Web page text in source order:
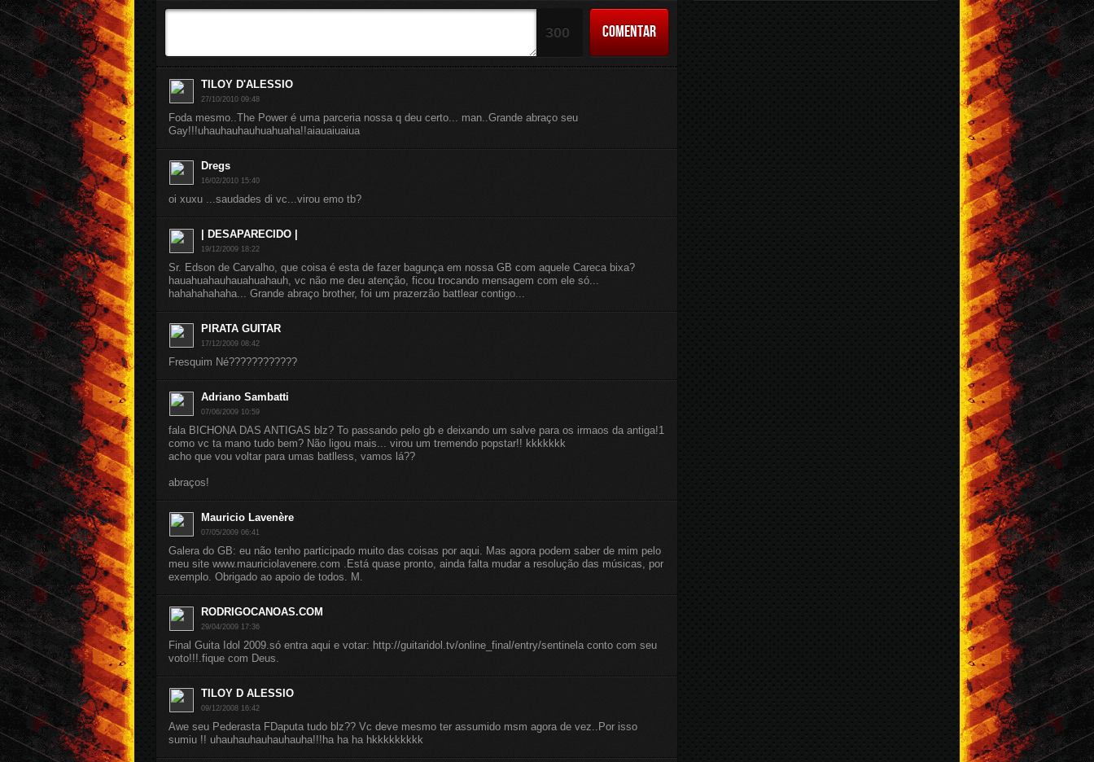
Crepúsculo ao Amanhecer
Baixar
300 COMENTAR
TILOY D'ALESSIO
27/10/2010 09:48
Foda mesmo..The Power é uma parceria nossa q deu certo... man..Grande abraço seu
Gay!!!uhauhauhauhuahuaha!!aiauaiuaiua
Dregs
16/02/2010 15:40
oi xuxu ...saudades di vc...virou emo tb?
| DESAPARECIDO |
19/12/2009 18:22
Sr. Edson de Carvalho, que coisa é esta de fazer bagunça em nossa GB com aquele Careca bixa?
hauahuahauhauahuahauh, vc não me deu atenção, ficou trocando mensagem com ele só...
hahahahahaha... Grande abraço brother, foi um prazerzão battlear contigo...
PIRATA GUITAR
17/12/2009 08:42
Fresquim Né????????????
Adriano Sambatti
07/06/2009 10:59
fala BICHONA DAS ANTIGAS blz? To passando pelo gb e deixando um salve para os irmaos da antiga!1
como vc ta mano tudo bem? Não ligou mais... virou um tremendo popstar!! kkkkkkk
acho que vou voltar para umas batlless, vamos lá??
abraços!
Mauricio Lavenère
07/05/2009 06:41
Galera do GB: eu não tenho participado muito das coisas por aqui. Mas agora podem saber de mim pelo
meu site www.mauriciolavenere.com .Está quase pronto, ainda falta mudar a resolução das músicas, por
exemplo. Obrigado ao apoio de todos. M.
RODRIGOCANOAS.COM
29/04/2009 17:36
Final Guita Idol 2009.só entra aqui e votar: http://guitaridol.tv/online_final/entry/sentinela conto com seu
voto!!!.fique com Deus.
TILOY D ALESSIO
09/12/2008 16:42
Awe seu Pederasta FDaputa tudo blz?? Vc deve mesmo ter assumido msm agora de vez..Por isso
sumiu !! uhauhauhauhauhauha!!!ha ha ha hkkkkkkkkk